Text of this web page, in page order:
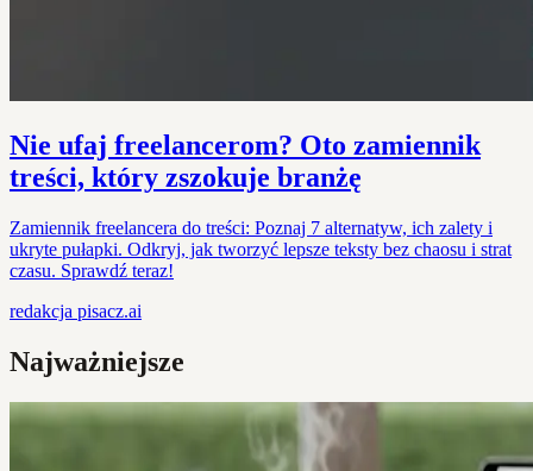
Nie ufaj freelancerom? Oto zamiennik
treści, który zszokuje branżę
Zamiennik freelancera do treści: Poznaj 7 alternatyw, ich zalety i
ukryte pułapki. Odkryj, jak tworzyć lepsze teksty bez chaosu i strat
czasu. Sprawdź teraz!
redakcja pisacz.ai
Najważniejsze